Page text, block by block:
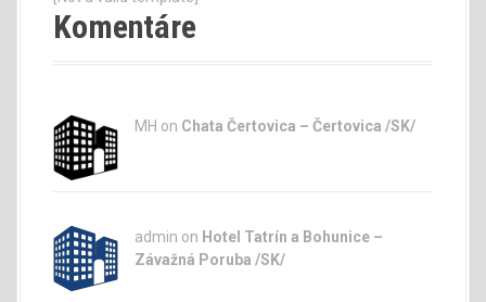
Komentáre
MH on Chata Čertovica – Čertovica /SK/
admin on Hotel Tatrín a Bohunice –
Závažná Poruba /SK/